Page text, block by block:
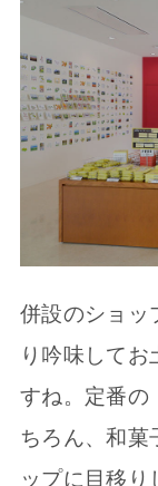
併設のショッ
り吟味して
すね。定番の
ちろん、和菓
ップに目移り